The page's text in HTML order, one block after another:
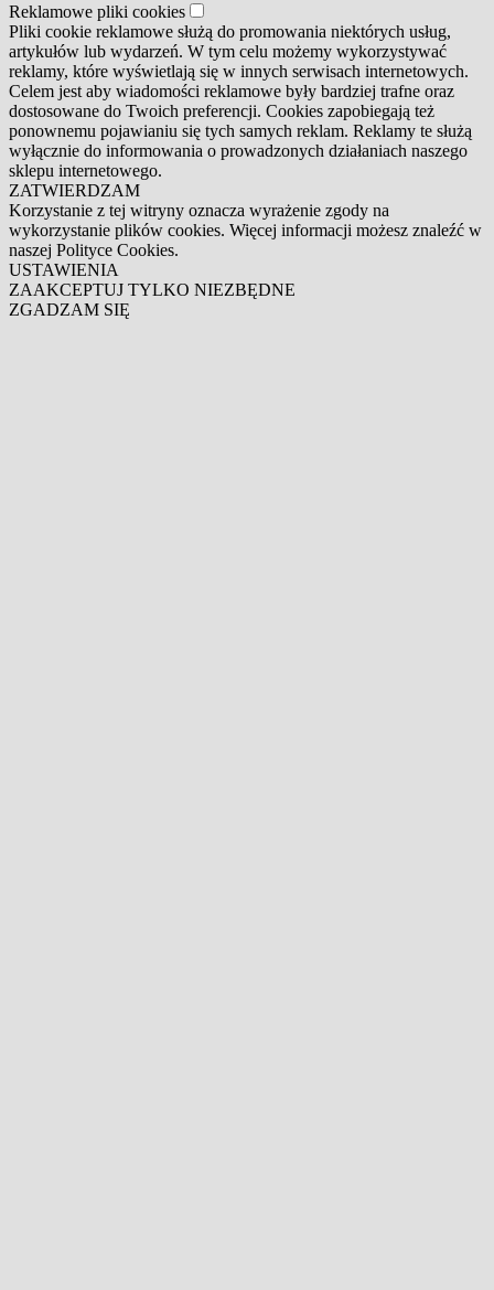
Reklamowe pliki cookies
Pliki cookie reklamowe służą do promowania niektórych usług,
artykułów lub wydarzeń. W tym celu możemy wykorzystywać
reklamy, które wyświetlają się w innych serwisach internetowych.
Celem jest aby wiadomości reklamowe były bardziej trafne oraz
dostosowane do Twoich preferencji. Cookies zapobiegają też
ponownemu pojawianiu się tych samych reklam. Reklamy te służą
wyłącznie do informowania o prowadzonych działaniach naszego
sklepu internetowego.
ZATWIERDZAM
Korzystanie z tej witryny oznacza wyrażenie zgody na
wykorzystanie plików cookies. Więcej informacji możesz znaleźć w
naszej Polityce Cookies.
USTAWIENIA
ZAAKCEPTUJ TYLKO NIEZBĘDNE
ZGADZAM SIĘ